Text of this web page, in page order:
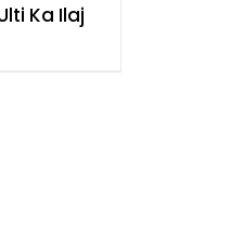
Ka Ilaj